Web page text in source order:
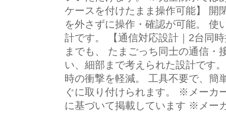
ケースを付けたまま操作可能】 開
を外さずに操作・確認が可能。 使
計です。 【通信対応設計｜2台同
までも、 たまごっち同士の通信・
い、細部まで考えられた設計です
時の衝撃を軽減。 工具不要で、簡
ぐに取り付けられます。 ※メーカ
に基づいて掲載しています ※メー